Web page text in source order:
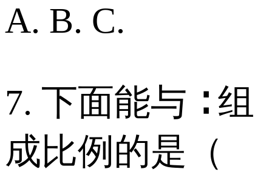
A. B. C.
7. 下面能与 ∶ 组
成比例的是（